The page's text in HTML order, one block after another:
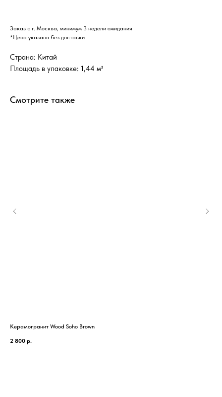
Заказ с г. Москва, минимум 3 недели ожидания
*Цена указана без доставки
Страна: Китай
Площадь в упаковке: 1,44 м²
Смотрите также
Керамогранит Wood Soho Brown
2 800 р.